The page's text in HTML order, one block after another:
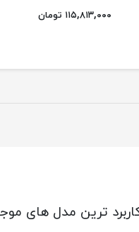
۱۱۵,۸۱۳,۰۰۰ تومان